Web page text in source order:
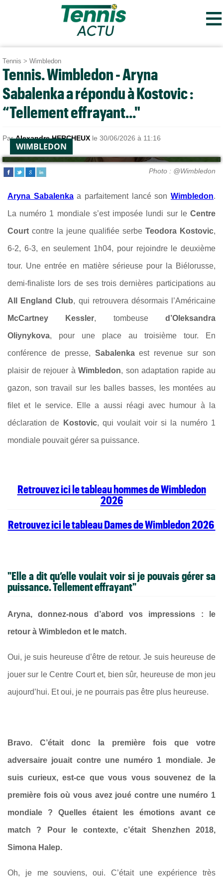
≡
Tennis > Wimbledon
Tennis. Wimbledon - Aryna
Sabalenka a répondu à Kostovic :
“Tellement effrayant..."
ParAlexandre HERCHEUX le 30/06/2026 à 11:16
WIMBLEDON
Photo : @Wimbledon
Aryna Sabalenkaa parfaitement lancé sonWimbledon.
La numéro 1 mondiale s’est imposée lundi sur le Centre
Court contre la jeune qualifiée serbe Teodora Kostovic,
6-2, 6-3, en seulement 1h04, pour rejoindre le deuxième
tour. Une entrée en matière sérieuse pour la Biélorusse,
demi-finaliste lors de ses trois dernières participations au
All England Club, qui retrouvera désormais l’Américaine
McCartney Kessler, tombeused’Oleksandra
Oliynykova, pour une place au troisième tour. En
conférence de presse, Sabalenkaest revenue sur son
plaisir de rejouer à Wimbledon, son adaptation rapide au
gazon, son travail sur les balles basses, les montées au
filet et le service. Elle a aussi réagi avec humour à la
déclaration de Kostovic, qui voulait voir si la numéro 1
mondiale pouvait gérer sa puissance.
Retrouvez ici le tableau hommes de Wimbledon
2026
Retrouvez ici le tableau Dames de Wimbledon 2026
"Elle a dit qu’elle voulait voir si je pouvais gérer sa
puissance. Tellement effrayant"
Aryna, donnez-nous d’abord vos impressions : le
retour à Wimbledon et le match.
Oui, je suis heureuse d’être de retour. Je suis heureuse de
jouer sur le Centre Court et, bien sûr, heureuse de mon jeu
aujourd’hui. Et oui, je ne pourrais pas être plus heureuse.
Bravo. C’était donc la première fois que votre
adversaire jouait contre une numéro 1 mondiale. Je
suis curieux, est-ce que vous vous souvenez de la
première fois où vous avez joué contre une numéro 1
mondiale ? Quelles étaient les émotions avant ce
match ? Pour le contexte, c’était Shenzhen 2018,
Simona Halep.
Oh, je me souviens, oui. C’était une expérience très